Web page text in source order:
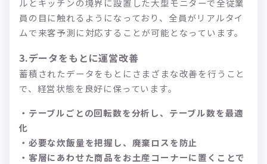
ルとキッチンの境界に設置した大型モニターで全従業
員の目に触れるようになっており、全員がリアルタイ
ムで来客予測に対応することが可能となっています。
3.データをもとに運営改善
蓄積されたデータをもとにさまざまな改善を行うこと
で、経営状態を良好に保っています。
・テーブルごとの回転数を分析し、テーブル数を最適
化
・必要な炊飯量を把握し、廃棄ロスを防止
・客層にあわせた商品をお土産コーナーに置くことで